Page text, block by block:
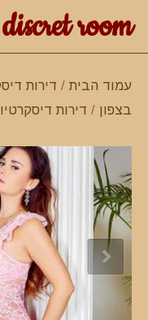
discret room
עמוד הבית / דירות
בצפון / דירות